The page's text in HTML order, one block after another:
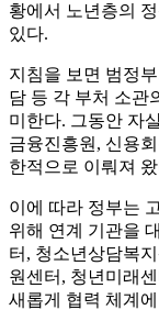
황에서 노년층의
있다.
지침을 보면 범정
담 등 각 부처 소관
미한다. 그동안 자
금융진흥원, 신용
한적으로 이뤄져
이에 따라 정부는
위해 연계 기관을
터, 청소년상담복
원센터, 청년미래
새롭게 협력 체계